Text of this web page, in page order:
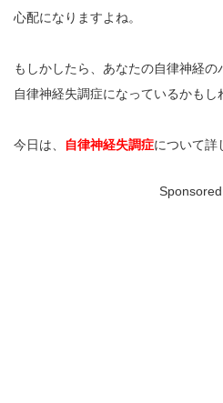
心配になりますよね。
もしかしたら、あなたの自律神経の
自律神経失調症になっているかもし
今日は、 自律神経失調症について詳